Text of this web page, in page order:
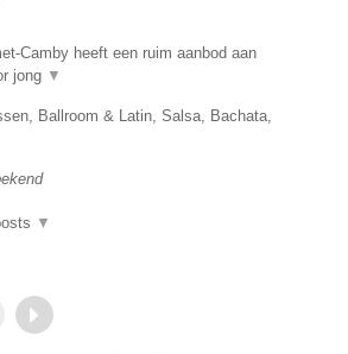
Camby heeft een ruim aanbod aan
jong ▼
Ballroom & Latin, Salsa, Bachata,
▼